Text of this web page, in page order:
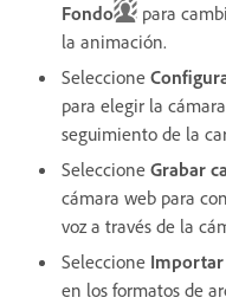
Fondo
para
la animación.
Seleccione
para elegir la
seguimiento de la
Seleccione Grabar
cámara web para
voz a través de la
Seleccione Importar
en los formatos de